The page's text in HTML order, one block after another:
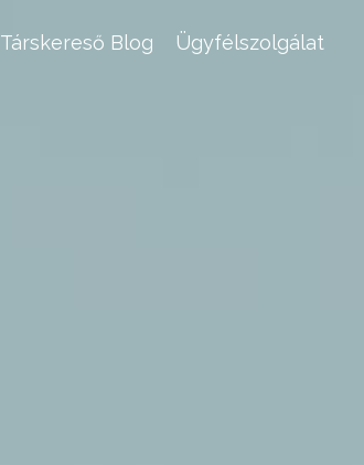
Társkereső Blog Ügyfélszolgálat